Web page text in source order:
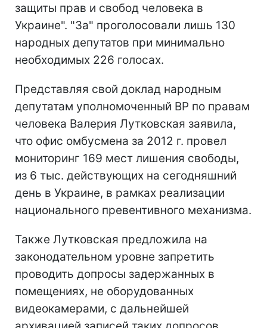
защиты прав и свобод человека в
Украине". "За" проголосовали лишь 130
народных депутатов при минимально
необходимых 226 голосах.
Представляя свой доклад народным
депутатам уполномоченный ВР по правам
человека Валерия Лутковская заявила,
что офис омбусмена за 2012 г. провел
мониторинг 169 мест лишения свободы,
из 6 тыс. действующих на сегодняшний
день в Украине, в рамках реализации
национального превентивного механизма.
Также Лутковская предложила на
законодательном уровне запретить
проводить допросы задержанных в
помещениях, не оборудованных
видеокамерами, с дальнейшей